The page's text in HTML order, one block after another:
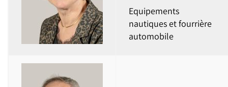
Equipements
nautiques et fourrière
automobile